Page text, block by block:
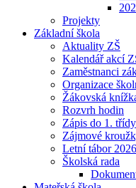
Projekty
Základní škola
Aktuality ZŠ
Kalendář akcí
Zaměstnanci
Organizace
Žákovská
Rozvrh hodin
Zápis do 1. třídy
Zájmové
Letní tábor 2026
Školská rada